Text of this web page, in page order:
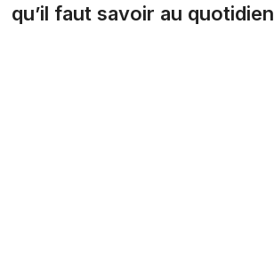
qu’il faut savoir au quotidien